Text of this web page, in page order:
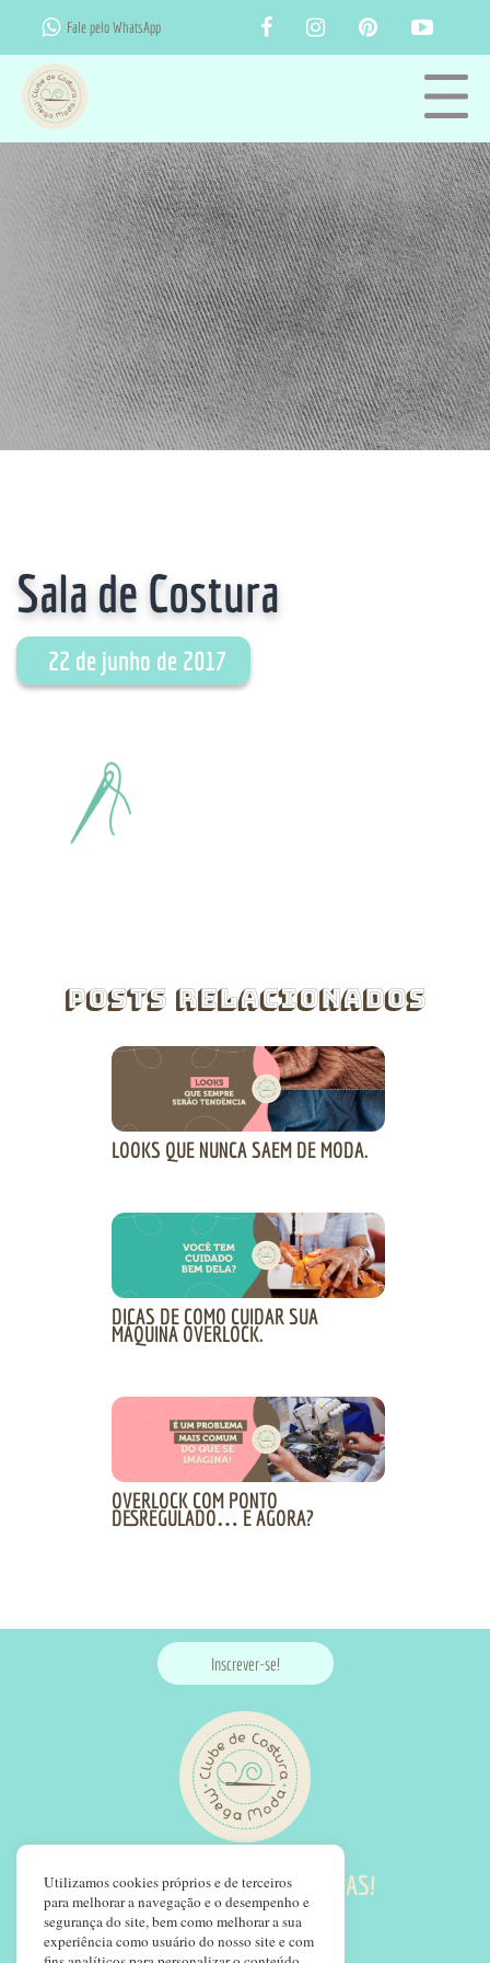
Fale pelo WhatsApp
Sala de Costura
22 de junho de 2017
Posts Relacionados
LOOKS QUE NUNCA SAEM DE MODA.
DICAS DE COMO CUIDAR SUA
MÁQUINA OVERLOCK.
OVERLOCK COM PONTO
DESREGULADO… E AGORA?
Inscrever-se!
SIGA NOSSAS REDES SOCIAS!
Utilizamos cookies próprios e de terceiros
para melhorar a navegação e o desempenho e
segurança do site, bem como melhorar a sua
experiência como usuário do nosso site e com